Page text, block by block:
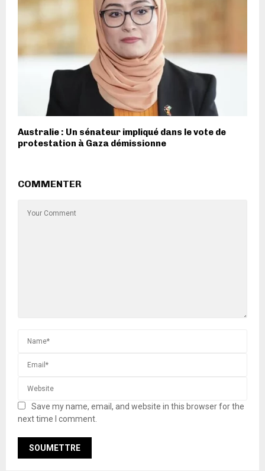
Australie : Un sénateur impliqué dans le vote de
protestation à Gaza démissionne
COMMENTER
Save my name, email, and website in this browser for the
next time I comment.